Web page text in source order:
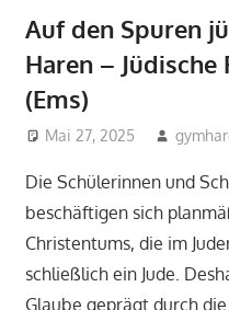
Auf den Spuren
Haren –
(Ems)
Mai 27, 2025
Die Schülerinnen und
beschäftigen sich
Christentums, die im
schließlich ein Jude.
Glaube geprägt durch